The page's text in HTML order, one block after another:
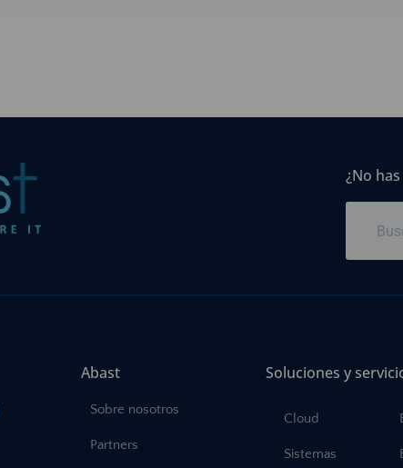
¿No
Abast
Sobre nosotros
Partners
Soluciones y
Cloud
Sistemas